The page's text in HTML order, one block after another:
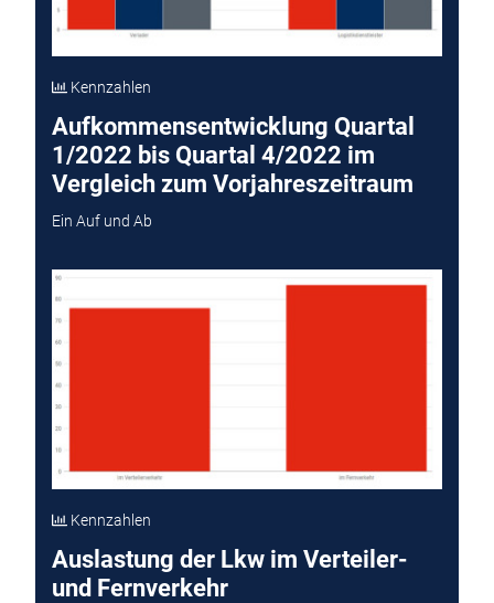
Kennzahlen
Aufkommensentwicklung Quartal
1/2022 bis Quartal 4/2022 im
Vergleich zum Vorjahreszeitraum
Ein Auf und Ab
Kennzahlen
Auslastung der Lkw im Verteiler-
und Fernverkehr